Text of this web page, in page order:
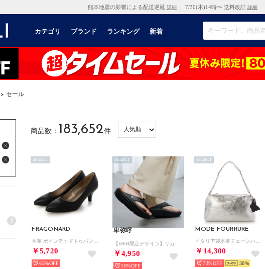
熊本地震の影響による配送遅延 詳細 ｜ 7/30(木)14時〜 送料改訂 詳細
カテゴリ ブランド ランキング 新着
> セール
?
商品数： 183,652件
FRAGONARD
￥5,720
SELECT
65%
卑弥呼
￥4,950
SELECT
50%
MODE FOURRURE
￥14,300
SELECT
73% 30